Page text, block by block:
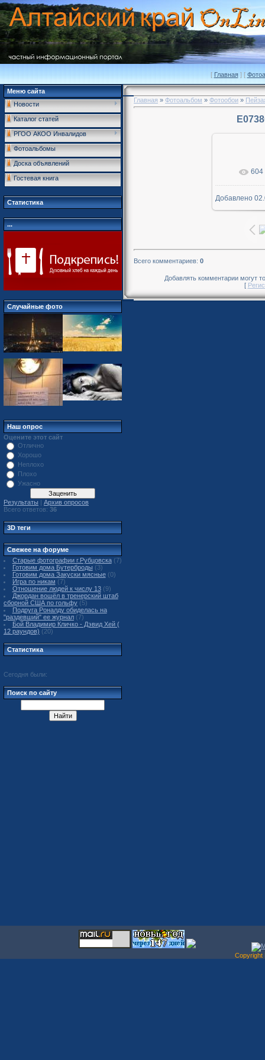
[ Главная ] [
Меню сайта
Новости
Каталог статей
РГОО АКОО Инвалидов
Фотоальбомы
Доска объявлений
Гостевая книга
Статистика
...
Случайные фото
Наш опрос
Оцените этот сайт
Отлично
Хорошо
Неплохо
Плохо
Ужасно
Результаты | Архив опросов
Всего ответов: 36
3D теги
Свежее на форуме
Старые фотографии г.Рубцовска (7)
Готовим дома Бутерброды (3)
Готовим дома Закуски мясные (0)
Игра по никам (7)
Отношение людей к числу 13 (9)
Джордан вошёл в тренерский штаб
сборной США по гольфу (5)
Подруга Роналду обиделась на
"раздевший" ее журнал (7)
Бой Владимир Кличко - Дэвид Хей (
12 раундов) (20)
Статистика
Сегодня были:
Поиск по сайту
Главная » Фотоальбом » Фотообои »
В
604
Добавлено
Всего комментариев: 0
Добавлять комментарии могут
[